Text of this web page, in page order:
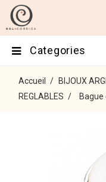
Categories
Accueil BIJOUX
REGLABLES
Bague